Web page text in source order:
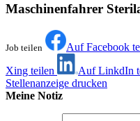
Maschinenfahrer
Job teilen Auf Facebook
Xing teilen
Auf LinkdIn
Stellenanzeige drucken
Meine Notiz